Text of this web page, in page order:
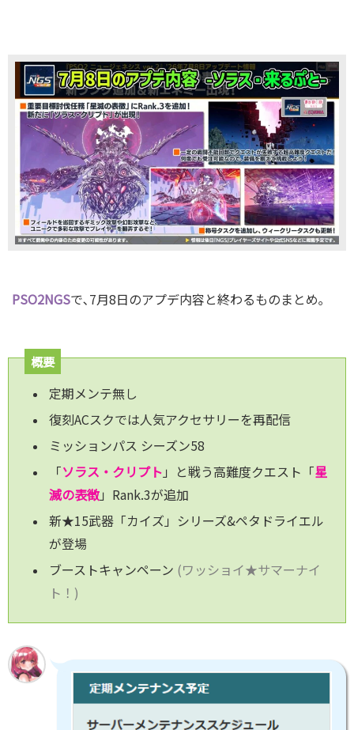
PSO2NGSで､7月8日のアプデ内容と終わるものまとめ｡
概要
定期メンテ無し
復刻ACスクでは人気アクセサリーを再配信
ミッションパス シーズン58
「ソラス・クリプト 」と戦う高難度クエスト「星
滅の表徴」Rank.3が追加
新★15武器「カイズ」シリーズ&ペタドライエル
が登場
ブーストキャンペーン (ワッショイ★サマーナイ
ト！)